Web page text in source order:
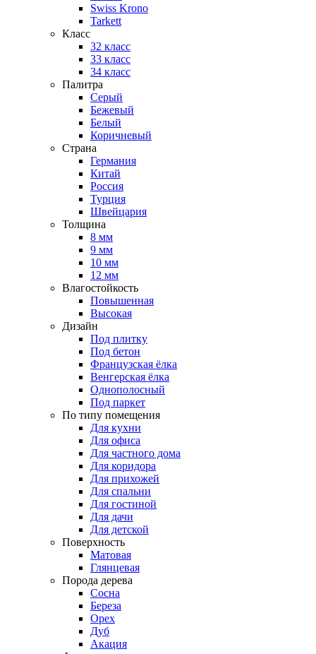
Swiss Krono
Tarkett
Класс
32 класс
33 класс
34 класс
Палитра
Серый
Бежевый
Белый
Коричневый
Страна
Германия
Китай
Россия
Турция
Швейцария
Толщина
8 мм
9 мм
10 мм
12 мм
Влагостойкость
Повышенная
Высокая
Дизайн
Под плитку
Под бетон
Французская ёлка
Венгерская ёлка
Однополосный
Под паркет
По типу помещения
Для кухни
Для офиса
Для частного дома
Для коридора
Для прихожей
Для спальни
Для гостиной
Для дачи
Для детской
Поверхность
Матовая
Глянцевая
Порода дерева
Сосна
Береза
Орех
Дуб
Акация